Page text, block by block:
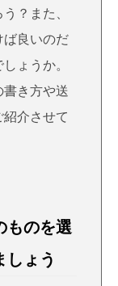
？また、
ば良いのだ
ょうか。
書き方や送
介させて
ものを選
しょう